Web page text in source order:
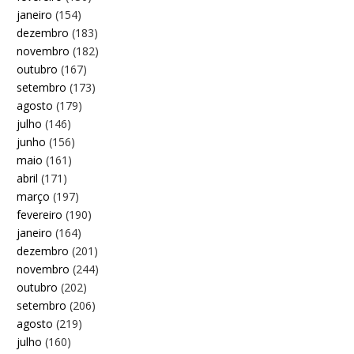
janeiro (154)
dezembro (183)
novembro (182)
outubro (167)
setembro (173)
agosto (179)
julho (146)
junho (156)
maio (161)
abril (171)
março (197)
fevereiro (190)
janeiro (164)
dezembro (201)
novembro (244)
outubro (202)
setembro (206)
agosto (219)
julho (160)